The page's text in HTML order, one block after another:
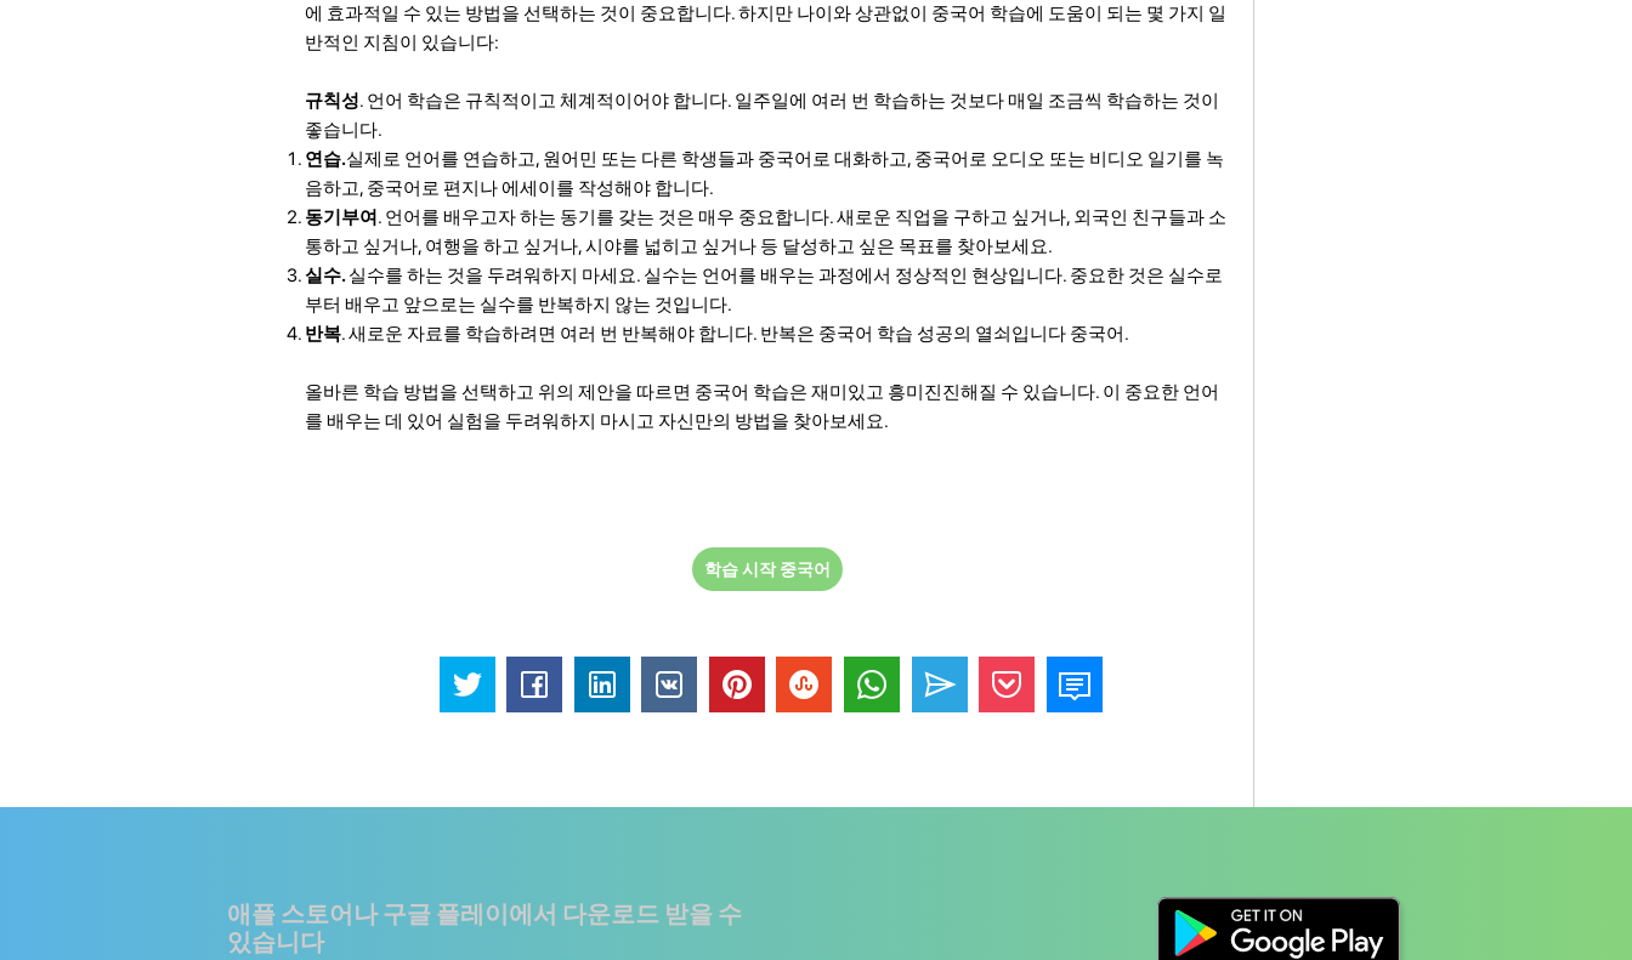
에 효과적일 수 있는 방법을 선택하는 것이 중요합니다. 하지만 나이와 상관없이 중국어 학습에 도움이 되는 몇 가지 일
반적인 지침이 있습니다:
규칙성. 언어 학습은 규칙적이고 체계적이어야 합니다. 일주일에 여러 번 학습하는 것보다 매일 조금씩 학습하는 것이
좋습니다.
연습.실제로 언어를 연습하고, 원어민 또는 다른 학생들과 중국어로 대화하고, 중국어로 오디오 또는 비디오 일기를 녹
음하고, 중국어로 편지나 에세이를 작성해야 합니다.
동기부여. 언어를 배우고자 하는 동기를 갖는 것은 매우 중요합니다. 새로운 직업을 구하고 싶거나, 외국인 친구들과 소
통하고 싶거나, 여행을 하고 싶거나, 시야를 넓히고 싶거나 등 달성하고 싶은 목표를 찾아보세요.
실수.실수를 하는 것을 두려워하지 마세요. 실수는 언어를 배우는 과정에서 정상적인 현상입니다. 중요한 것은 실수로
부터 배우고 앞으로는 실수를 반복하지 않는 것입니다.
반복. 새로운 자료를 학습하려면 여러 번 반복해야 합니다. 반복은 중국어 학습 성공의 열쇠입니다 중국어.
올바른 학습 방법을 선택하고 위의 제안을 따르면 중국어 학습은 재미있고 흥미진진해질 수 있습니다. 이 중요한 언어
를 배우는 데 있어 실험을 두려워하지 마시고 자신만의 방법을 찾아보세요.
학습 시작 중국어
애플 스토어나 구글 플레이에서 다운로드 받을 수
있습니다